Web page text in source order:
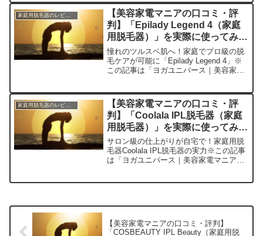
「XSOUL IPL脱毛器」です。この家庭用
脱毛器は、美容サ...
【美容家電マニアの口コミ・評
判】「Epilady Legend 4（家庭
用脱毛器）」を実際に使ってみた
正直感想
憧れのツルスベ肌へ！家庭でプロ級の脱
毛ケアが可能に「Epilady Legend 4」※
この記事は「ヨガユニバース｜美容家電
す。今日、編集部が紹介したいのが
「Epilad...
【美容家電マニアの口コミ・評
判】「Coolala IPL脱毛器（家庭
用脱毛器）」を実際に使ってみた
正直感想
サロン級の仕上がりが自宅で！家庭用脱
毛器Coolala IPL脱毛器の実力※この記事
は「ヨガユニバース｜美容家電マニアの
【美容家電マニアの口コミ・評判】
「COSBEAUTY IPL Beauty（家庭用脱